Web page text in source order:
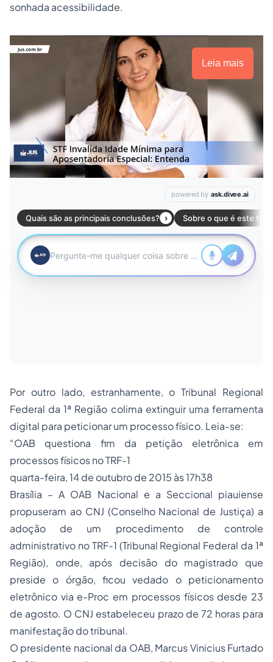
sonhada acessibilidade.
Leia mais
Por outro lado, estranhamente, o Tribunal Regional
Federal da 1ª Região colima extinguir uma ferramenta
digital para peticionar um processo físico. Leia-se:
“OAB questiona fim da petição eletrônica em
processos físicos no TRF-1
quarta-feira, 14 de outubro de 2015 às 17h38
Brasília – A OAB Nacional e a Seccional piauiense
propuseram ao CNJ (Conselho Nacional de Justiça) a
adoção de um procedimento de controle
administrativo no TRF-1 (Tribunal Regional Federal da 1ª
Região), onde, após decisão do magistrado que
preside o órgão, ficou vedado o peticionamento
eletrônico via e-Proc em processos físicos desde 23
de agosto. O CNJ estabeleceu prazo de 72 horas para
manifestação do tribunal.
O presidente nacional da OAB, Marcus Vinicius Furtado